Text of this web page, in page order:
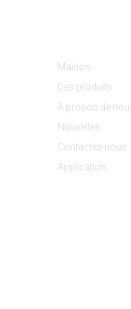
Maison
Des produits
À propos de
Nouvelles
Contactez-nous
Application